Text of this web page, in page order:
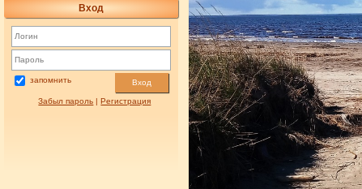
Вход
запомнить Вход
Забыл пароль |Регистрация